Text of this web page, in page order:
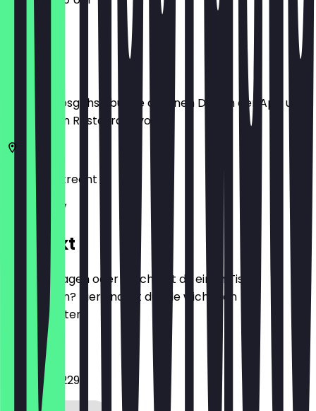
Bevor du losgehst, buche dir einen Deal in der App und
zeige ihn im Restaurant vor.
3572 AA
Utrecht
Biltstraat 7
Kontakt
Hast du Fragen oder möchtest du einen Tisch
reservieren? Hier findest du alle wichtigen
Kontaktdaten.
Telefon
085 483 5229